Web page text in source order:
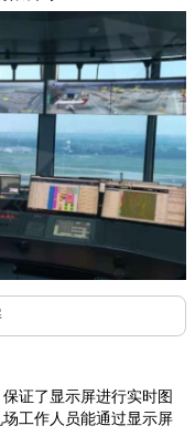
证了显示屏进行实时图
工作人员能通过显示屏